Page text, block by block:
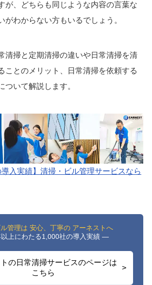
が、どちらも同じような内容の言葉な
がわからない方もいるでしょう。
清掃と定期清掃の違いや日常清掃を清
ことのメリット、日常清掃を依頼する
ついて解説します。
導入実績】清掃・ビル管理サービスなら
管理は 安心、丁寧の アーネストへ
上にわたる1,000社の導入実績 ―
の日常清掃サービスのページは
こちら